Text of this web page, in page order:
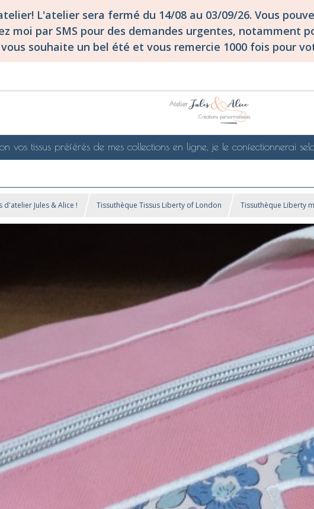
L'atelier sera fermé du 14/08 au 03/09/26. Vous
moi par SMS pour des demandes urgentes, notamment
vous souhaite un bel été et vous remercie 1000 fois pour
vos tissus préférés de mes collections en ligne, je le confectionnerai
Jules & Alice ! Tissuthèque Tissus Liberty of London Tissuthèque Liberty